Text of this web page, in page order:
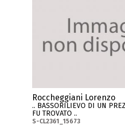
Roccheggiani Lorenzo
.. BASSORILIEVO DI UN
FU TROVATO ..
S-CL2361_15673